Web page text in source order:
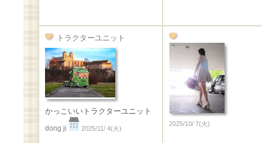
トラクターユニット
かっこいいトラクターユニット
dong ji 2025/11/ 4(火)
2025/10/ 7(火)